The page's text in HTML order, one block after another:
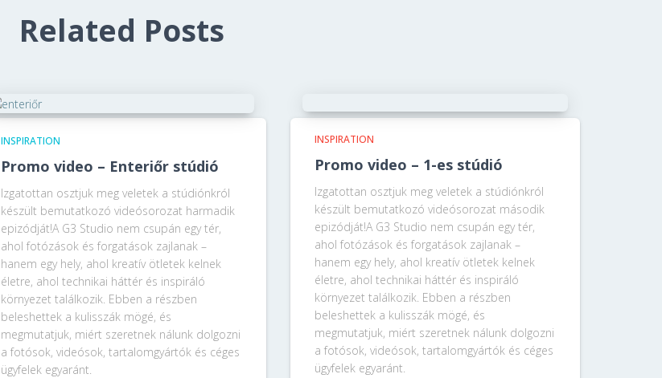
Related Posts
INSPIRATION
Promo video – Enteriőr stúdió
Izgatottan osztjuk meg veletek a stúdiónkról
készült bemutatkozó videósorozat harmadik
epizódját!A G3 Studio nem csupán egy tér,
ahol fotózások és forgatások zajlanak –
hanem egy hely, ahol kreatív ötletek kelnek
életre, ahol technikai háttér és inspiráló
környezet találkozik. Ebben a részben
beleshettek a kulisszák mögé, és
megmutatjuk, miért szeretnek nálunk dolgozni
a fotósok, videósok, tartalomgyártók és céges
ügyfelek egyaránt.
INSPIRATION
Promo video – 1-es stúdió
Izgatottan osztjuk meg veletek a stúdiónkról
készült bemutatkozó videósorozat második
epizódját!A G3 Studio nem csupán egy tér,
ahol fotózások és forgatások zajlanak –
hanem egy hely, ahol kreatív ötletek kelnek
életre, ahol technikai háttér és inspiráló
környezet találkozik. Ebben a részben
beleshettek a kulisszák mögé, és
megmutatjuk, miért szeretnek nálunk dolgozni
a fotósok, videósok, tartalomgyártók és céges
ügyfelek egyaránt.